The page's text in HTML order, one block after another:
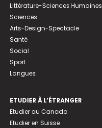
Littérature-Sciences Humaines
Sciences
Arts-Design-Spectacle
Santé
Social
Sport
Langues
ETUDIER À L’ÉTRANGER
Etudier au Canada
Etudier en Suisse